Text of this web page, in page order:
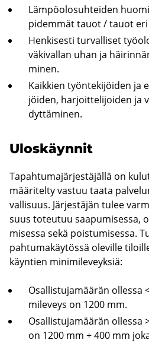
Läm­pö­olo­suh­tei­den
pi­dem­mät tauot / tauot eri
Hen­ki­ses­ti tur­val­li­set
vä­ki­val­lan uhan ja
mi­nen.
Kaik­kien työn­te­ki­jöi­den ja
jöi­den, har­joit­te­li­joi­den ja
dyt­tä­mi­nen.
Ulos­käyn­nit
Ta­pah­tu­ma­jär­jes­tä­jäl­lä on
mää­ri­tel­ty vas­tuu taata
val­li­suus. Jär­jes­tä­jän tulee
suus to­teu­tuu saa­pu­mi­ses­sa,
mi­ses­sa sekä pois­tu­mi­ses­sa.
pah­tu­ma­käy­tös­sä ole­vil­le
käyn­tien mi­ni­mi­le­veyk­siä:
Osal­lis­tu­ja­mää­rän ol­les­sa
mi­le­veys on 1200 mm.
Osal­lis­tu­ja­mää­rän ol­les­sa
on 1200 mm + 400 mm